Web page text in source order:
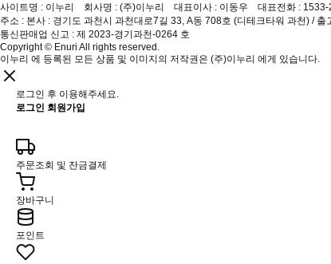
사이트명 : 이누리 회사명 : (주)이누리 대표이사 : 이동우 대표전화 :
주소 : 본사 : 경기도 과천시 과천대로7길 33, A동 708호 (디테크타워 과천) /
통신판매업 신고 : 제 2023-경기과천-0264 호
Copyright © Enuri All rights reserved.
이누리 에 등록된 모든 상품 및 이미지의 저작권은 (주)이누리 에게 있습니다.
로그인 후 이용해주세요.
로그인 회원가입
주문조회 및 잔금결제
장바구니
포인트